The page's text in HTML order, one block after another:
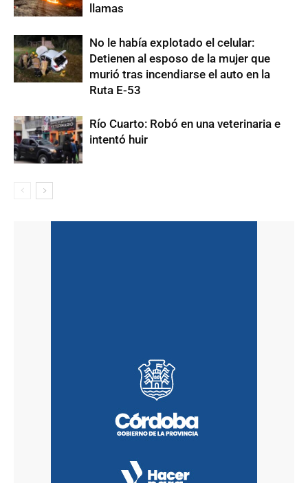
llamas
No le había explotado el celular:
Detienen al esposo de la mujer que
murió tras incendiarse el auto en la
Ruta E-53
Río Cuarto: Robó en una veterinaria e
intentó huir